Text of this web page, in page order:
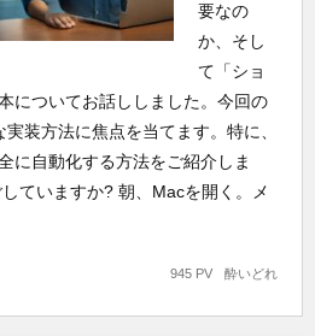
要なの
か、そし
て「ショ
についてお話ししました。今回の
装方法に焦点を当てます。特に、
に自動化する方法をご紹介しま
ていますか? 朝、Macを開く。メ
酔いどれ
945 PV